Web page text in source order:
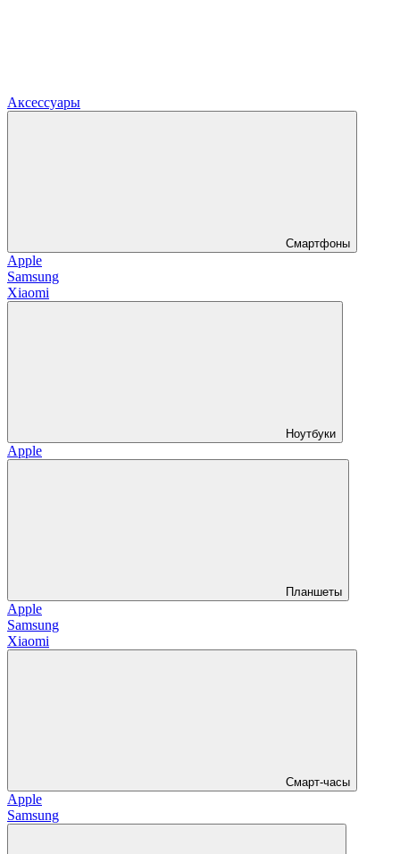
Аксессуары
Смартфоны
Apple
Samsung
Xiaomi
Ноутбуки
Apple
Планшеты
Apple
Samsung
Xiaomi
Смарт-часы
Apple
Samsung